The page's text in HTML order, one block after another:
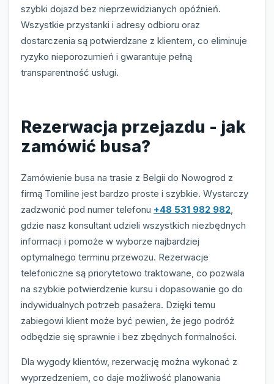
szybki dojazd bez nieprzewidzianych opóźnień.
Wszystkie przystanki i adresy odbioru oraz
dostarczenia są potwierdzane z klientem, co eliminuje
ryzyko nieporozumień i gwarantuje pełną
transparentność usługi.
Rezerwacja przejazdu - jak
zamówić busa?
Zamówienie busa na trasie z Belgii do Nowogrod z
firmą Tomiline jest bardzo proste i szybkie. Wystarczy
zadzwonić pod numer telefonu +48 531 982 982,
gdzie nasz konsultant udzieli wszystkich niezbędnych
informacji i pomoże w wyborze najbardziej
optymalnego terminu przewozu. Rezerwacje
telefoniczne są priorytetowo traktowane, co pozwala
na szybkie potwierdzenie kursu i dopasowanie go do
indywidualnych potrzeb pasażera. Dzięki temu
zabiegowi klient może być pewien, że jego podróż
odbędzie się sprawnie i bez zbędnych formalności.
Dla wygody klientów, rezerwację można wykonać z
wyprzedzeniem, co daje możliwość planowania